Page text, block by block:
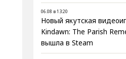
06.08 в 13:20
Новый якутская
Kindawn: The Parish
вышла в Steam